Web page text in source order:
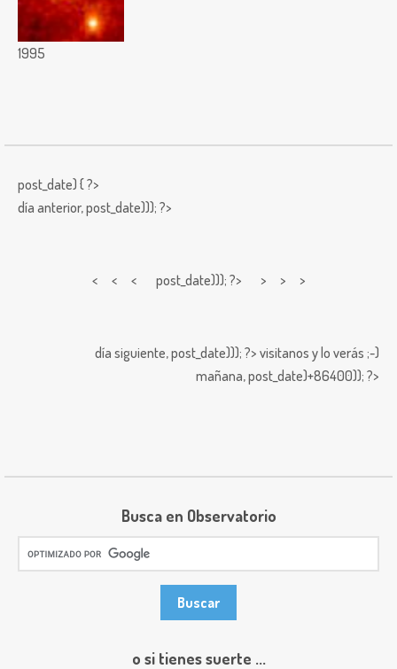
1995
post_date) { ?>
día anterior,post_date))); ?>
< < < post_date))); ?> > > >
día siguiente,post_date))); ?> visitanos y lo verás ;-)
mañana,post_date)+86400)); ?>
Busca en Observatorio
o si tienes suerte ...